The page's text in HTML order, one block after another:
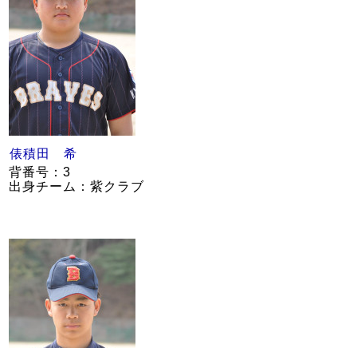
俵積田 希
背番号：3
出身チーム：紫クラブ